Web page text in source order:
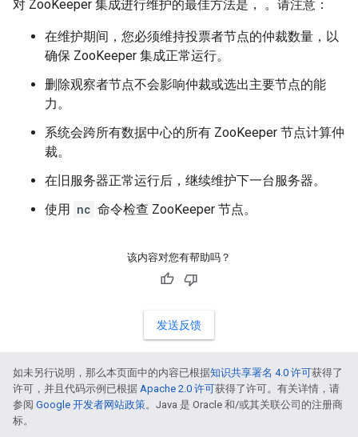
对 ZooKeeper 集成进行维护的最佳方法是， 。请注意：
在维护期间，您必须维持投票者节点的仲裁数量，以
确保 ZooKeeper 集成正常运行。
删除观察者节点不会影响仲裁或选出主要节点的能
力。
系统会跨所有数据中心的所有 ZooKeeper 节点计算仲
裁。
在旧服务器正常运行后，继续维护下一台服务器。
使用
nc 命令检查 ZooKeeper 节点。
该内容对您有帮助吗？
发送反馈
如未另行说明，那么本页面中的内容已根据知识共享署名 4.0 许可获得了
许可，并且代码示例已根据 Apache 2.0 许可获得了许可。有关详情，请
参阅 Google 开发者网站政策。Java 是 Oracle 和/或其关联公司的注册商
标。